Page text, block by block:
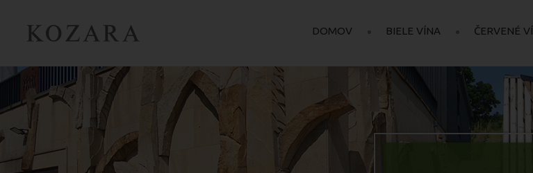
DOMOV BIELE VÍNA ČERVENÉ